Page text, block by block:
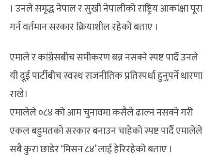
। उनले समृद्ध नेपाल र सुखी नेपालीको राष्ट्रिय आकांक्षा पूरा
गर्न वर्तमान सरकार क्रियाशील रहेको बताए ।
एमाले र कांग्रेसबीच समीकरण बन्न नसक्ने स्पष्ट पार्दै उनले
यी दूई पार्टीबीच स्वस्थ राजनीतिक प्रतिस्पर्धा हुनुपर्ने धारणा
राखे।
एमालेले ०८४ को आम चुनावमा कसैले ढाल्न नसक्ने गरी
एकल बहुमतको सरकार बनाउन चाहेको स्पष्ट पार्दै एमालेले
सबै कुरा छाडेर ‘मिसन ८४’ लाई हेरिरहेको बताए ।